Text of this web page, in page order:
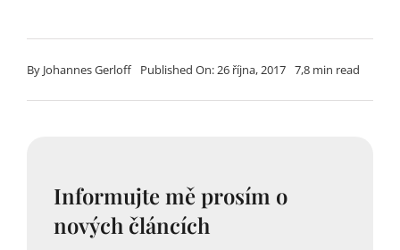
By Johannes Gerloff Published On: 26 října, 2017 7,8 min read
Informujte mě prosím o
nových článcích